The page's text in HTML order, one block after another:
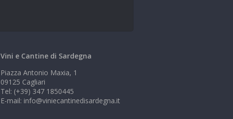
Vini e Cantine di Sardegna
Piazza Antonio Maxia, 1
09125 Cagliari
Tel: (+39) 347 1850445
E-mail: info@viniecantinedisardegna.it